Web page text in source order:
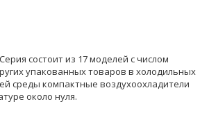
состоит из 17 моделей с числом
упакованных товаров в холодильных
среды компактные воздухоохладители
около нуля.